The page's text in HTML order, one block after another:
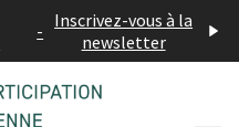
- Inscrivez-vous à la
newsletter